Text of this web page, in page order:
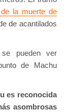
de la muerte de
de acantilados
pueden ver
de Machu
es reconocida
asombrosas